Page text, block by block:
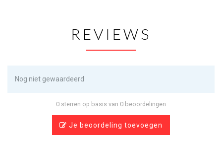
REVIEWS
Nog niet gewaardeerd
0 sterren op basis van 0 beoordelingen
Je beoordeling toevoegen